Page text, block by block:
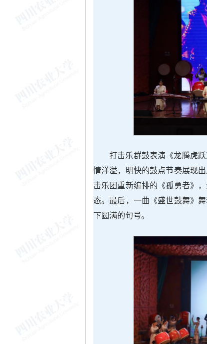
打击乐群鼓表演《龙腾虎
情洋溢，明快的鼓点节奏展现
击乐团重新编排的《孤勇者》
态。最后，一曲《盛世鼓舞》
下圆满的句号。